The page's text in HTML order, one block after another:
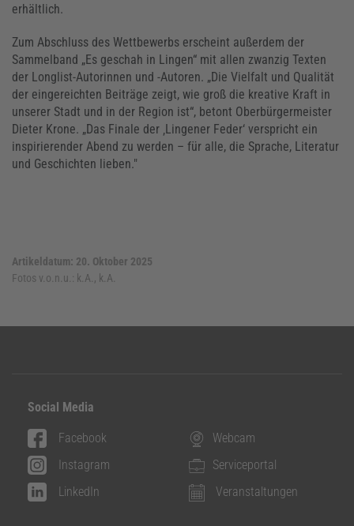
erhältlich.
Zum Abschluss des Wettbewerbs erscheint außerdem der
Sammelband „Es geschah in Lingen“ mit allen zwanzig Texten
der Longlist-Autorinnen und -Autoren. „Die Vielfalt und Qualität
der eingereichten Beiträge zeigt, wie groß die kreative Kraft in
unserer Stadt und in der Region ist“, betont Oberbürgermeister
Dieter Krone. „Das Finale der ‚Lingener Feder‘ verspricht ein
inspirierender Abend zu werden – für alle, die Sprache, Literatur
und Geschichten lieben."
Artikeldatum: 20. Oktober 2025
Fotos v.o.n.u.: k.A., k.A.
Social Media
Facebook
Instagram
LinkedIn
Webcam
Serviceportal
Veranstaltungen